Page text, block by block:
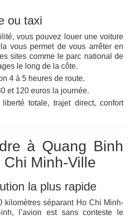
ou taxi
vous pouvez louer une voiture
vous permet de vous arrêter en
sites comme le parc national de
le long de la côte.
4 à 5 heures de route.
et 120 euros la journée.
liberté totale, trajet direct, confort
à Quang Binh
Minh-Ville
la plus rapide
kilomètres séparant Ho Chi Minh-
l’avion est sans conteste le